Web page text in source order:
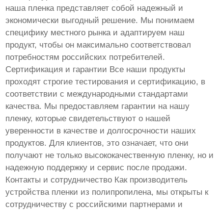
наша пленка представляет собой надежный и
экономически выгодный решение. Мы понимаем
специфику местного рынка и адаптируем наш
продукт, чтобы он максимально соответствовал
потребностям российских потребителей.
Сертификация и гарантии Все наши продукты
проходят строгие тестирования и сертификацию, в
соответствии с международными стандартами
качества. Мы предоставляем гарантии на нашу
пленку, которые свидетельствуют о нашей
уверенности в качестве и долгосрочности наших
продуктов. Для клиентов, это означает, что они
получают не только высококачественную пленку, но и
надежную поддержку и сервис после продажи.
Контакты и сотрудничество Как производитель
устройства пленки из полипропилена, мы открыты к
сотрудничеству с российскими партнерами и